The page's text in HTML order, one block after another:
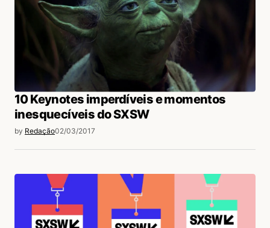
10 Keynotes imperdíveis e momentos
inesquecíveis do SXSW
by Redação02/03/2017